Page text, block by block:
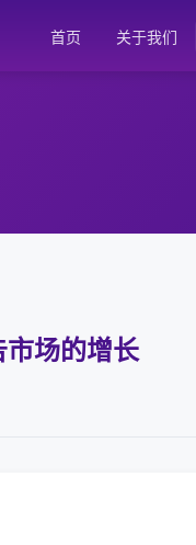
首页 关于我们
场的增长